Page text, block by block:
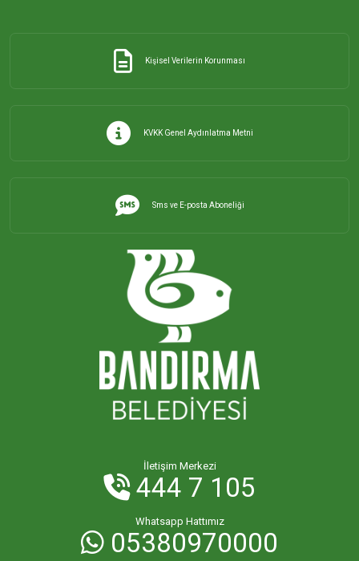
HACI YUSUF MAHALLESİ
İHSANİYE MAHALLESİ
KAYACIK MAHALLESİ
KİRAZLI MAHALLESİ
KUŞCENNETİ MAHALLESİ
MAHBUBELER MAHALLESİ
MİSAKÇA MAHALLESİ
Kişisel Verilerin Korunması
KVKK Genel Aydınlatma Metni
Sms ve E-posta Aboneliği
İletişim Merkezi
444 7 105
Whatsapp Hattımız
05380970000